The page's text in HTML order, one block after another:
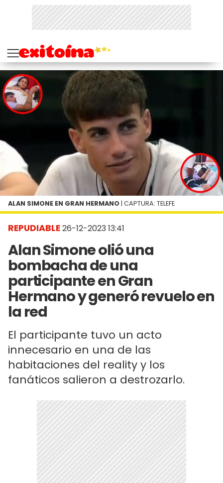
REPUDIABLE26-12-2023 13:41
Alan Simone olió una
bombacha de una
participante en Gran
Hermano y generó revuelo en
la red
El participante tuvo un acto
innecesario en una de las
habitaciones del reality y los
fanáticos salieron a destrozarlo.
ALAN SIMONE EN GRAN HERMANO | CAPTURA: TELEFE